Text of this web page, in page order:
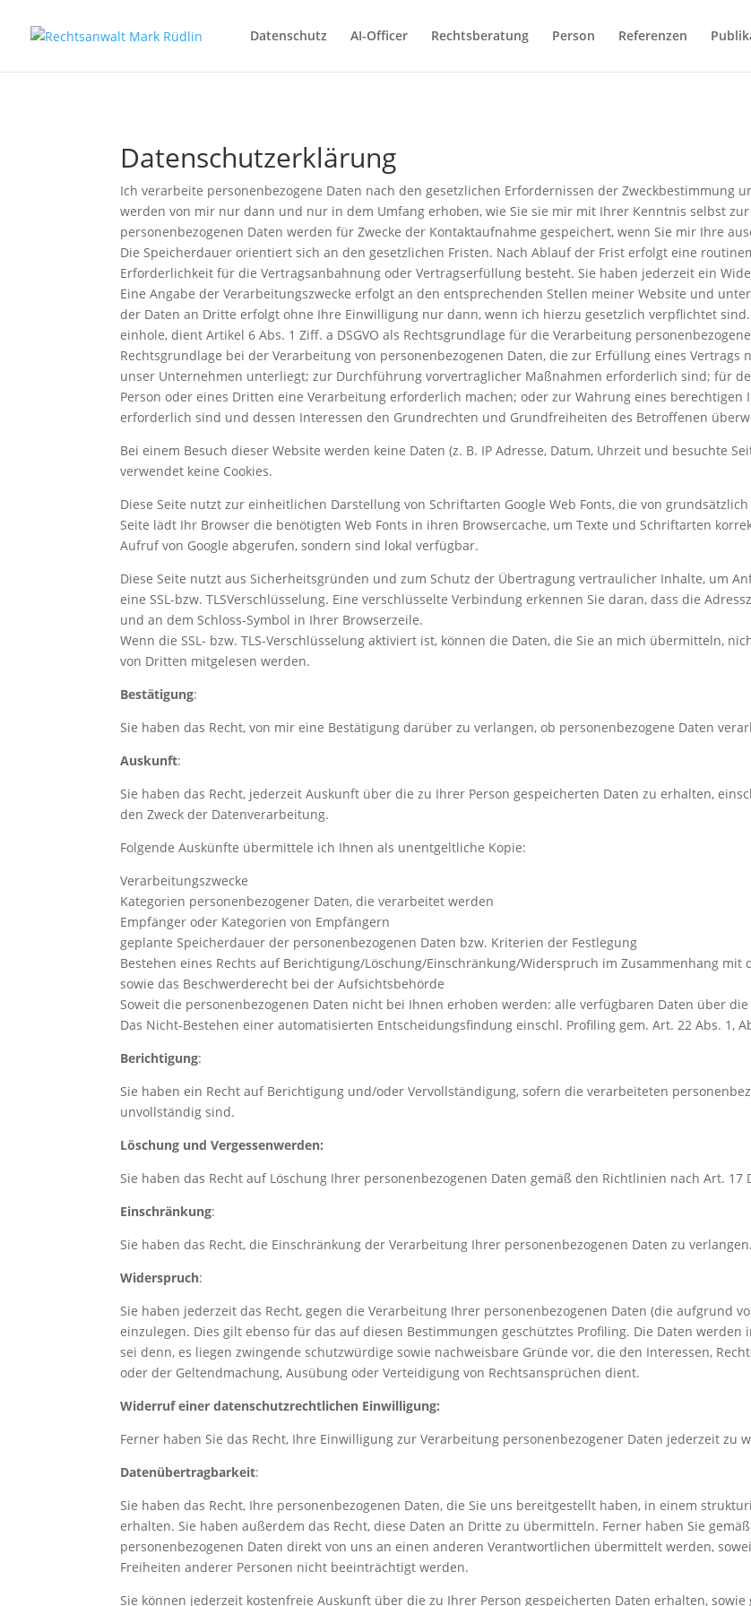
Datenschutz AI-Officer Rechtsberatung Person Referenzen
Datenschutzerklärung
Ich verarbeite personenbezogene Daten nach den gesetzlichen Erfordernissen der Zweckbestimmung
werden von mir nur dann und nur in dem Umfang erhoben, wie Sie sie mir mit Ihrer Kenntnis selbst
personenbezogenen Daten werden für Zwecke der Kontaktaufnahme gespeichert, wenn Sie mir Ihre
Die Speicherdauer orientiert sich an den gesetzlichen Fristen. Nach Ablauf der Frist erfolgt eine
Erforderlichkeit für die Vertragsanbahnung oder Vertragserfüllung besteht. Sie haben jederzeit ein
Eine Angabe der Verarbeitungszwecke erfolgt an den entsprechenden Stellen meiner Website und
der Daten an Dritte erfolgt ohne Ihre Einwilligung nur dann, wenn ich hierzu gesetzlich verpflichtet
einhole, dient Artikel 6 Abs. 1 Ziff. a DSGVO als Rechtsgrundlage für die Verarbeitung
Rechtsgrundlage bei der Verarbeitung von personenbezogenen Daten, die zur Erfüllung eines
unser Unternehmen unterliegt; zur Durchführung vorvertraglicher Maßnahmen erforderlich sind; für
Person oder eines Dritten eine Verarbeitung erforderlich machen; oder zur Wahrung eines
erforderlich sind und dessen Interessen den Grundrechten und Grundfreiheiten des Betroffenen
Bei einem Besuch dieser Website werden keine Daten (z. B. IP Adresse, Datum, Uhrzeit und besuchte
verwendet keine Cookies.
Diese Seite nutzt zur einheitlichen Darstellung von Schriftarten Google Web Fonts, die von
Seite lädt Ihr Browser die benötigten Web Fonts in ihren Browsercache, um Texte und Schriftarten
Aufruf von Google abgerufen, sondern sind lokal verfügbar.
Diese Seite nutzt aus Sicherheitsgründen und zum Schutz der Übertragung vertraulicher Inhalte, um
eine SSL-bzw. TLSVerschlüsselung. Eine verschlüsselte Verbindung erkennen Sie daran, dass die
und an dem Schloss-Symbol in Ihrer Browserzeile.
Wenn die SSL- bzw. TLS-Verschlüsselung aktiviert ist, können die Daten, die Sie an mich übermitteln,
von Dritten mitgelesen werden.
Bestätigung:
Sie haben das Recht, von mir eine Bestätigung darüber zu verlangen, ob personenbezogene Daten
Auskunft:
Sie haben das Recht, jederzeit Auskunft über die zu Ihrer Person gespeicherten Daten zu erhalten,
den Zweck der Datenverarbeitung.
Folgende Auskünfte übermittele ich Ihnen als unentgeltliche Kopie:
Verarbeitungszwecke
Kategorien personenbezogener Daten, die verarbeitet werden
Empfänger oder Kategorien von Empfängern
geplante Speicherdauer der personenbezogenen Daten bzw. Kriterien der Festlegung
Bestehen eines Rechts auf Berichtigung/Löschung/Einschränkung/Widerspruch im Zusammenhang
sowie das Beschwerderecht bei der Aufsichtsbehörde
Soweit die personenbezogenen Daten nicht bei Ihnen erhoben werden: alle verfügbaren Daten über
Das Nicht-Bestehen einer automatisierten Entscheidungsfindung einschl. Profiling gem. Art. 22 Abs. 1,
Berichtigung:
Sie haben ein Recht auf Berichtigung und/oder Vervollständigung, sofern die verarbeiteten
unvollständig sind.
Löschung und Vergessenwerden:
Sie haben das Recht auf Löschung Ihrer personenbezogenen Daten gemäß den Richtlinien nach Art. 17
Einschränkung:
Sie haben das Recht, die Einschränkung der Verarbeitung Ihrer personenbezogenen Daten zu
Widerspruch:
Sie haben jederzeit das Recht, gegen die Verarbeitung Ihrer personenbezogenen Daten (die aufgrund
einzulegen. Dies gilt ebenso für das auf diesen Bestimmungen geschütztes Profiling. Die Daten
sei denn, es liegen zwingende schutzwürdige sowie nachweisbare Gründe vor, die den Interessen,
oder der Geltendmachung, Ausübung oder Verteidigung von Rechtsansprüchen dient.
Widerruf einer datenschutzrechtlichen Einwilligung:
Ferner haben Sie das Recht, Ihre Einwilligung zur Verarbeitung personenbezogener Daten jederzeit zu
Datenübertragbarkeit:
Sie haben das Recht, Ihre personenbezogenen Daten, die Sie uns bereitgestellt haben, in einem
erhalten. Sie haben außerdem das Recht, diese Daten an Dritte zu übermitteln. Ferner haben Sie gemäß
personenbezogenen Daten direkt von uns an einen anderen Verantwortlichen übermittelt werden,
Freiheiten anderer Personen nicht beeinträchtigt werden.
Sie können jederzeit kostenfreie Auskunft über die zu Ihrer Person gespeicherten Daten erhalten,